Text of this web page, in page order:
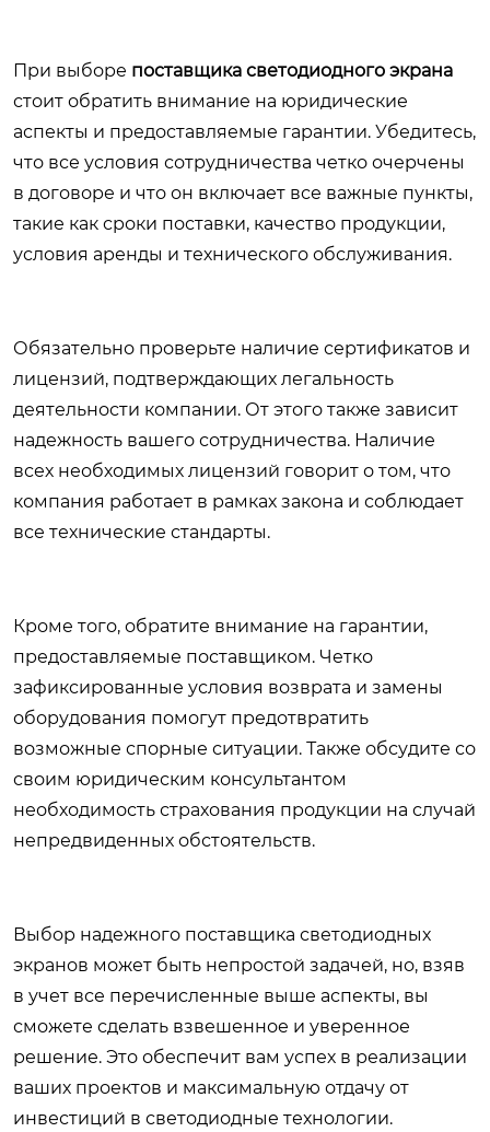
При выборе поставщика светодиодного экрана
стоит обратить внимание на юридические
аспекты и предоставляемые гарантии. Убедитесь,
что все условия сотрудничества четко очерчены
в договоре и что он включает все важные пункты,
такие как сроки поставки, качество продукции,
условия аренды и технического обслуживания.
Обязательно проверьте наличие сертификатов и
лицензий, подтверждающих легальность
деятельности компании. От этого также зависит
надежность вашего сотрудничества. Наличие
всех необходимых лицензий говорит о том, что
компания работает в рамках закона и соблюдает
все технические стандарты.
Кроме того, обратите внимание на гарантии,
предоставляемые поставщиком. Четко
зафиксированные условия возврата и замены
оборудования помогут предотвратить
возможные спорные ситуации. Также обсудите со
своим юридическим консультантом
необходимость страхования продукции на случай
непредвиденных обстоятельств.
Выбор надежного поставщика светодиодных
экранов может быть непростой задачей, но, взяв
в учет все перечисленные выше аспекты, вы
сможете сделать взвешенное и уверенное
решение. Это обеспечит вам успех в реализации
ваших проектов и максимальную отдачу от
инвестиций в светодиодные технологии.